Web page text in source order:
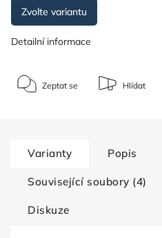
Zvolte variantu
Detailní informace
Zeptat se Hlídat
Varianty Popis
Související soubory (4)
Diskuze